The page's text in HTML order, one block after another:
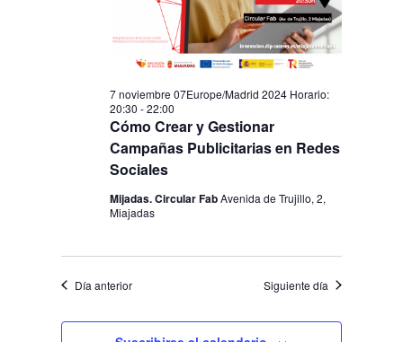
Cómo Crear y Gestionar
Campañas Publicitarias en Redes
Sociales
7 noviembre 07Europe/Madrid 2024 Horario:
20:30 -22:00
Mijadas. Circular FabAvenida de Trujillo, 2,
Miajadas
Día anterior Siguiente día